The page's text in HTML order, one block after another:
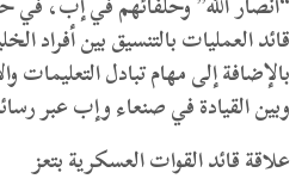
قائد العمليات بالتنسيق بين أفراد
بالإضافة إلى مهام تبادل التعليمات
وبين القيادة في صنعاء وإب عبر
علاقة قائد القوات العسكرية بتعز